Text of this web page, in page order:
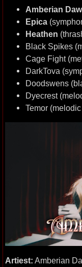
Amberian
Epica
Heathen
Black Spikes
Cage Fight
DarkTova
Doodswens
Dyecrest
Temor
Artiest: Amberian